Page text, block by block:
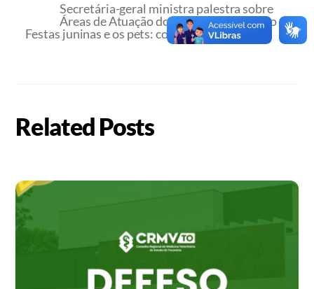
Secretária-geral ministra palestra sobre
Áreas de Atuação do Médico-veterinário
Festas juninas e os pets: como protegê-los!
Related Posts